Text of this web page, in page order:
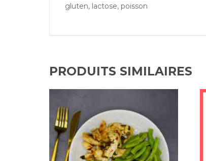
gluten, lactose, poisson
PRODUITS SIMILAIRES